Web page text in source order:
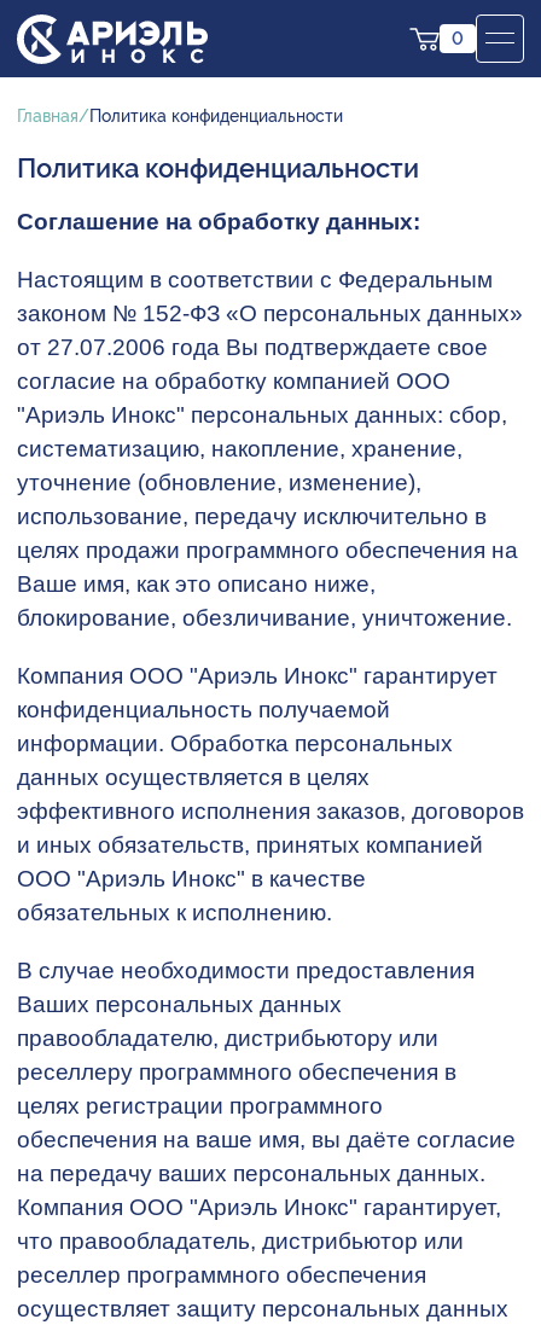
0
Главная Политика конфиденциальности
Политика конфиденциальности
Cоглашение на обработку данных:
Настоящим в соответствии с Федеральным
законом № 152-ФЗ «О персональных данных»
от 27.07.2006 года Вы подтверждаете свое
согласие на обработку компанией ООО
"Ариэль Инокс" персональных данных: сбор,
систематизацию, накопление, хранение,
уточнение (обновление, изменение),
использование, передачу исключительно в
целях продажи программного обеспечения на
Ваше имя, как это описано ниже,
блокирование, обезличивание, уничтожение.
Компания ООО "Ариэль Инокс" гарантирует
конфиденциальность получаемой
информации. Обработка персональных
данных осуществляется в целях
эффективного исполнения заказов, договоров
и иных обязательств, принятых компанией
ООО "Ариэль Инокс" в качестве
обязательных к исполнению.
В случае необходимости предоставления
Ваших персональных данных
правообладателю, дистрибьютору или
реселлеру программного обеспечения в
целях регистрации программного
обеспечения на ваше имя, вы даёте согласие
на передачу ваших персональных данных.
Компания ООО "Ариэль Инокс" гарантирует,
что правообладатель, дистрибьютор или
реселлер программного обеспечения
осуществляет защиту персональных данных